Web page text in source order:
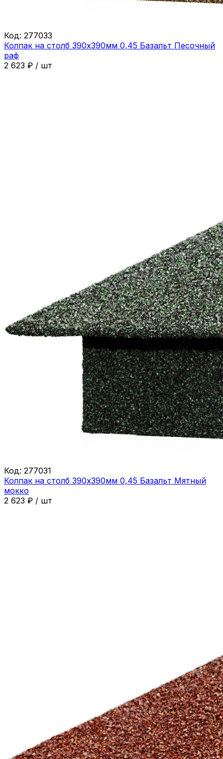
Код: 277033
Колпак на столб 390х390мм 0,45 Базальт Песочный
раф
2 623 ₽ / шт
Код: 277031
Колпак на столб 390х390мм 0,45 Базальт Мятный
мокко
2 623 ₽ / шт